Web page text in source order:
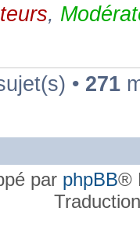
,
• 271
par phpBB®